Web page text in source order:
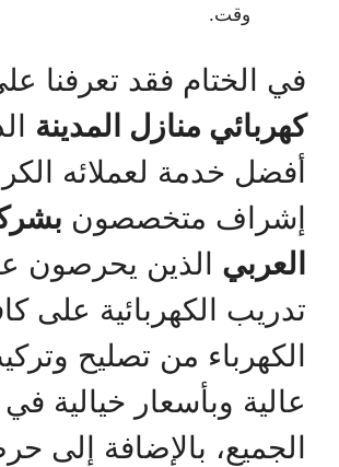
وقت.
في الختام فقد تعرفنا
كهربائي منازل المدينة
أفضل خدمة لعملائه
إشراف متخصصون
العربي الذين يحرصون
تدريب الكهربائية على
الكهرباء من تصليح
عالية وبأسعار خيالية
الجميع، بالإضافة إلى